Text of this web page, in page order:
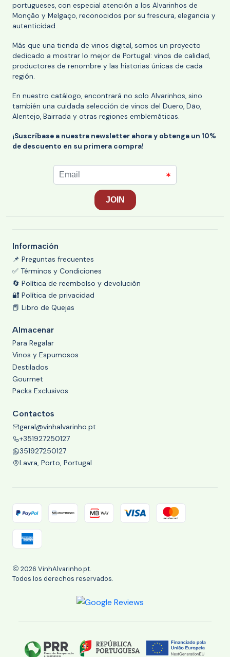
portugueses, con especial atención a los Alvarinhos de
Monção y Melgaço, reconocidos por su frescura, elegancia y
autenticidad.
Más que una tienda de vinos digital, somos un proyecto
dedicado a mostrar lo mejor de Portugal: vinos de calidad,
productores de renombre y las historias únicas de cada
región.
En nuestro catálogo, encontrará no solo Alvarinhos, sino
también una cuidada selección de vinos del Duero, Dão,
Alentejo, Bairrada y otras regiones emblemáticas.
¡Suscríbase a nuestra newsletter ahora y obtenga un 10%
de descuento en su primera compra!
Información
📌 Preguntas frecuentes
✅ Términos y Condiciones
🔄 Política de reembolso y devolución
🔐 Política de privacidad
📕 Libro de Quejas
Almacenar
Para Regalar
Vinos y Espumosos
Destilados
Gourmet
Packs Exclusivos
Contactos
geral@vinhalvarinho.pt
+351927250127
351927250127
Lavra, Porto, Portugal
2026 VinhAlvarinho.pt.
Todos los derechos reservados.